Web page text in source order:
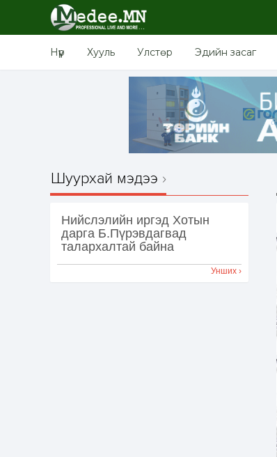
Нүүр Хууль Улстөр Эдийн засаг
Шуурхай мэдээ
Нийслэлийн иргэд Хотын
дарга Б.Пүрэвдагвад
талархалтай байна
Унших ›